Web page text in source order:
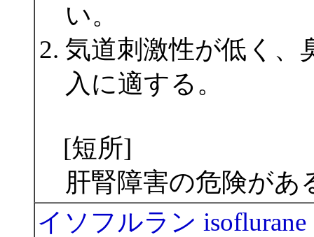
い。
気道刺激性が低く、
入に適する。
[短所]
肝腎障害の危険が
イソフルラン isoflurane